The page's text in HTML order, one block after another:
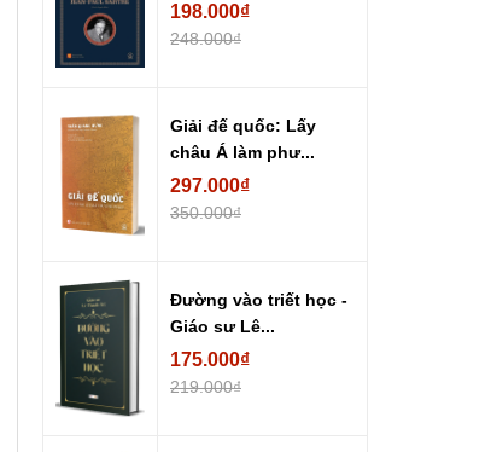
198.000₫
248.000₫
Giải đế quốc: Lấy
châu Á làm phư...
297.000₫
350.000₫
Đường vào triết học -
Giáo sư Lê...
175.000₫
219.000₫